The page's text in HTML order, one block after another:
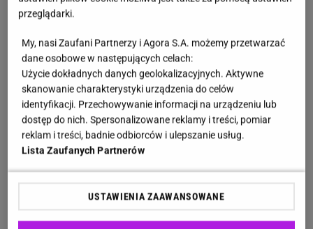
przystanku Zajezdnia, gdzie wsiadamy do tramwaju
drodze między innymi Zabrze. Na Placu Sikorskiego
przesiadamy się natramwajnumer 19, którym
dojedziemy do centrum Katowic, przejeżdżając
przez Chorzów. Następnie, z przystanku Katowice
Rynek, kontynuujemy podróż piętnastką - przez
Będzin do Sosnowca. Ostatni etap to tramwaj numer
21, którym dotrzemy do przystanku Dąbrowa
Górnicza Aleja Róż, kończąc tym samym naszą
niezwykłą wycieczkę przez siedem miast. Łącznie to
przeglądarki.
My, nasi Zaufani Partnerzy i Agora S.A. możemy przetwarzać
dane osobowe w następujących celach:
Użycie dokładnych danych geolokalizacyjnych. Aktywne
skanowanie charakterystyki urządzenia do celów
identyfikacji. Przechowywanie informacji na urządzeniu lub
dostęp do nich. Spersonalizowane reklamy i treści, pomiar
reklam i treści, badnie odbiorców i ulepszanie usług.
Lista Zaufanych Partnerów
USTAWIENIA ZAAWANSOWANE